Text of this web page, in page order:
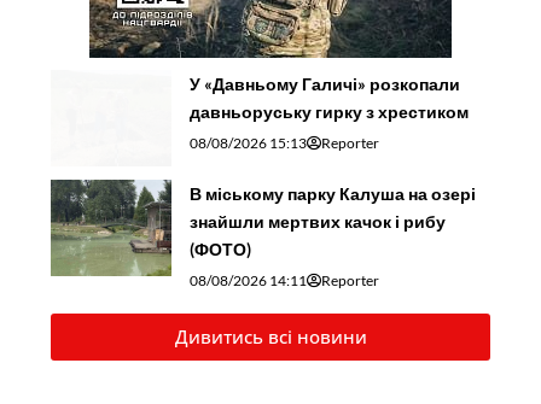
У «Давньому Галичі» розкопали
давньоруську гирку з хрестиком
08/08/2026 15:13 Reporter
В міському парку Калуша на озері
знайшли мертвих качок і рибу
(ФОТО)
08/08/2026 14:11 Reporter
Дивитись всі новини